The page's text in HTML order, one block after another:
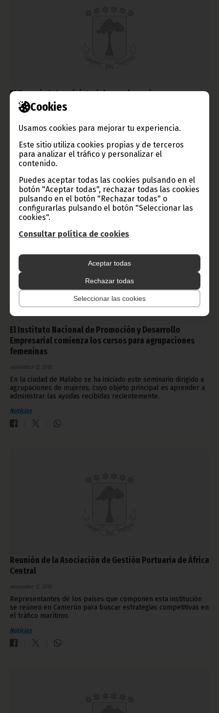
Cookies
Usamos cookies para mejorar tu experiencia.
Este sitio utiliza cookies propias y de terceros
para analizar el tráfico y personalizar el
contenido.
Puedes aceptar todas las cookies pulsando en el
botón "Aceptar todas", rechazar todas las cookies
pulsando en el botón "Rechazar todas" o
configurarlas pulsando el botón "Seleccionar las
cookies".
Consultar política de cookies
Aceptar todas
Rechazar todas
Seleccionar las cookies
El Consejo Interministerial aprueba varios
anteproyectos de decretos
La reunión de ministros sirvió para aprobar varios
anteproyectos de leyes y decretos entre los que destaca el
Anteproyecto de Ley Orgánica del Tribunal Constitucional, el
de Creación de la Escuela Naval, y el del Censo General de
Población y Vivienda.
Noticias
El Instituto Nacional de Promoción y Desarrollo
Empresarial comienza los cursos para agrupaciones
femeninas
noviembre 12, 2010
En la ciudad de Malabo se ha iniciado este seminario dirigido a
agrupaciones de mujeres, cuyo objeto principal es aprender a
administrar las ayudas recibidas recientemente.
Noticias
Reunión de la Asociación de Gestión Portuaria de África
Central
noviembre 12, 2010
Representantes de los países que componen esta institución
se reúnen en Camerún para buscar estrategias competitivas en
el tráfico marítimo.
Noticias